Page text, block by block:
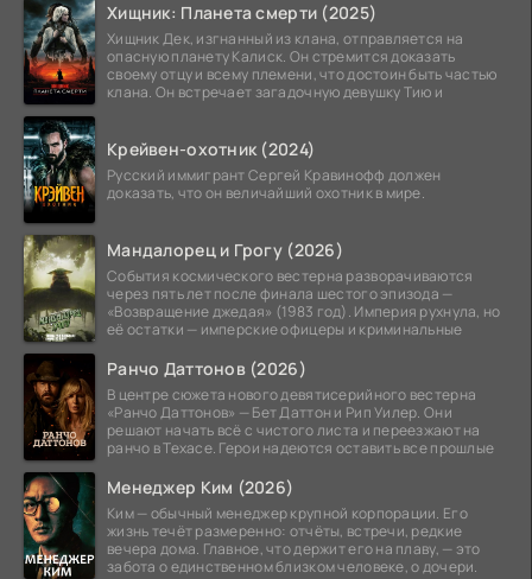
Хищник: Планета смерти (2025)
Хищник Дек, изгнанный из клана, отправляется на
опасную планету Калиск. Он стремится доказать
своему отцу и всему племени, что достоин быть частью
клана. Он встречает загадочную девушку Тию и
Крейвен-охотник (2024)
Русский иммигрант Сергей Кравинофф должен
доказать, что он величайший охотник в мире.
Мандалорец и Грогу (2026)
События космического вестерна разворачиваются
через пять лет после финала шестого эпизода —
«Возвращение джедая» (1983 год). Империя рухнула, но
её остатки — имперские офицеры и криминальные
Ранчо Даттонов (2026)
В центре сюжета нового девятисерийного вестерна
«Ранчо Даттонов» — Бет Даттон и Рип Уилер. Они
решают начать всё с чистого листа и переезжают на
ранчо в Техасе. Герои надеются оставить все прошлые
Менеджер Ким (2026)
Ким — обычный менеджер крупной корпорации. Его
жизнь течёт размеренно: отчёты, встречи, редкие
вечера дома. Главное, что держит его на плаву, — это
забота о единственном близком человеке, о дочери.